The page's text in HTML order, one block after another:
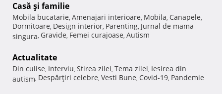
Casă şi familie
Mobila bucatarie, Amenajari interioare, Mobila, Canapele,
Dormitoare, Design interior, Parenting, Jurnal de mama
singura, Gravide, Femei curajoase, Autism
Actualitate
Din culise, Interviu, Stirea zilei, Tema zilei, Iesirea din
autism, Despărţiri celebre, Vesti Bune, Covid-19, Pandemie